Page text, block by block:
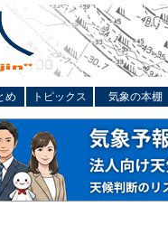
め トピックス 気象の本棚